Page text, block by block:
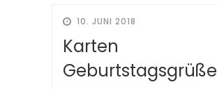
10. JUNI 2018
Karten
Geburtstagsgrüße